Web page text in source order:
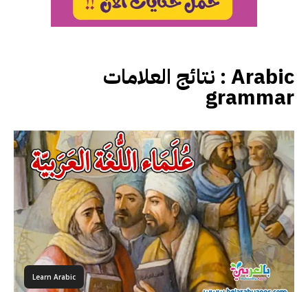
نتائج العلامات : Arabic
grammar
Learn Arabic